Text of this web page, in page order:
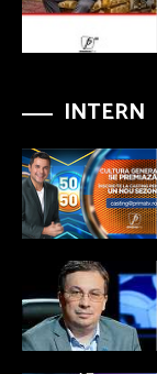
INTERN